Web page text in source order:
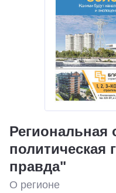
Региональная
политическая
правда"
О регионе